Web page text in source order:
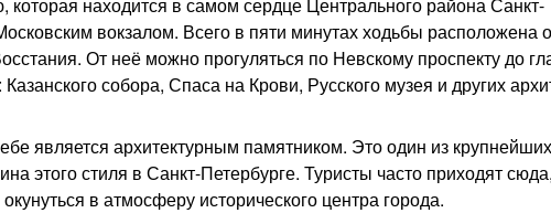
вокзалом. Всего в пяти минутах ходьбы расположена
От неё можно прогуляться по Невскому проспекту до
собора, Спаса на Крови, Русского музея и других
является архитектурным памятником. Это один из
этого стиля в Санкт-Петербурге. Туристы часто приходят
в атмосферу исторического центра города.